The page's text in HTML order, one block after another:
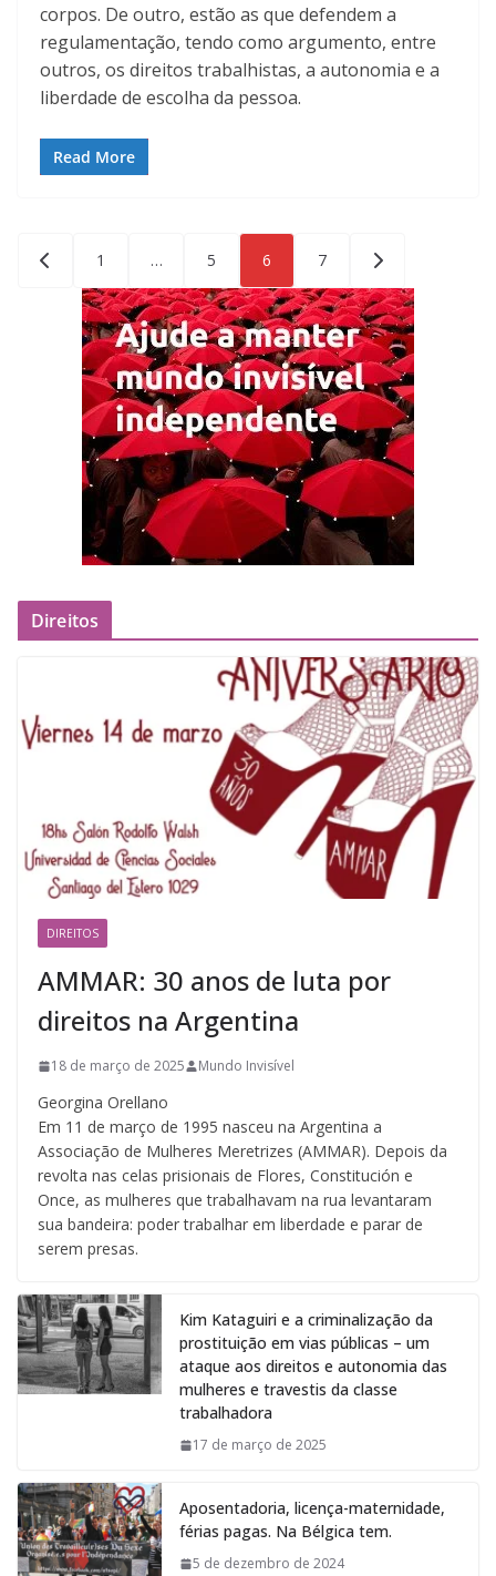
corpos. De outro, estão as que defendem a
regulamentação, tendo como argumento, entre
outros, os direitos trabalhistas, a autonomia e a
liberdade de escolha da pessoa.
Read More
Paginação
posts
1 … 5 6 7
Direitos
DIREITOS
AMMAR: 30 anos de luta por
direitos na Argentina
18 de março de 2025 Mundo Invisível
Georgina Orellano
Em 11 de março de 1995 nasceu na Argentina a
Associação de Mulheres Meretrizes (AMMAR). Depois da
revolta nas celas prisionais de Flores, Constitución e
Once, as mulheres que trabalhavam na rua levantaram
sua bandeira: poder trabalhar em liberdade e parar de
serem presas.
Kim Kataguiri e a criminalização da
prostituição em vias públicas – um
ataque aos direitos e autonomia das
mulheres e travestis da classe
trabalhadora
17 de março de 2025
Aposentadoria, licença-maternidade,
férias pagas. Na Bélgica tem.
5 de dezembro de 2024